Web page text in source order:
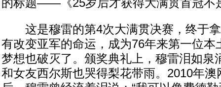
的标题——《25岁后才获得大满贯首冠不
这是穆雷的第4次大满贯决赛，终于拿
有改变亚军的命运，成为76年来第一位本
梦想也破灭了。颁奖典礼上，穆雷泪如泉
和女友西尔斯也哭得梨花带雨。2010年